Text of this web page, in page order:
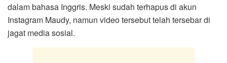
dalam bahasa Inggris. Meski sudah terhapus di akun
Instagram Maudy, namun video tersebut telah tersebar di
jagat media sosial.